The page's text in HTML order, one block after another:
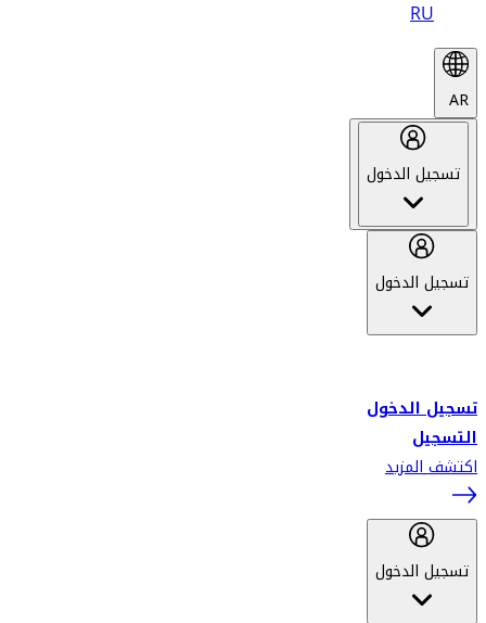
RU
AR
تسجيل الدخول
تسجيل الدخول
تسجيل الدخول
التسجيل
اكتشف المزيد
تسجيل الدخول